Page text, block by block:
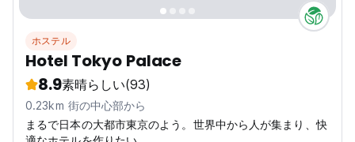
ホステル
Hotel Tokyo Palace
8.9素晴らしい(93)
0.23km 街の中心部から
まるで日本の大都市東京のよう。世界中から人が集まり、快